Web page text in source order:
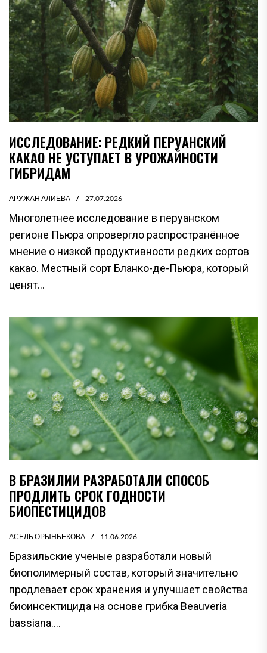
ИССЛЕДОВАНИЕ: РЕДКИЙ ПЕРУАНСКИЙ
КАКАО НЕ УСТУПАЕТ В УРОЖАЙНОСТИ
ГИБРИДАМ
АРУЖАН АЛИЕВА 27.07.2026
Многолетнее исследование в перуанском
регионе Пьюра опровергло распространённое
мнение о низкой продуктивности редких сортов
какао. Местный сорт Бланко-де-Пьюра, который
ценят...
В БРАЗИЛИИ РАЗРАБОТАЛИ СПОСОБ
ПРОДЛИТЬ СРОК ГОДНОСТИ
БИОПЕСТИЦИДОВ
АСЕЛЬ ОРЫНБЕКОВА 11.06.2026
Бразильские ученые разработали новый
биополимерный состав, который значительно
продлевает срок хранения и улучшает свойства
биоинсектицида на основе грибка Beauveria
bassiana....